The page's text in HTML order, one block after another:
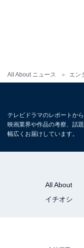
All About ニュース エン
そして、熊澤監督が
った」と語るのは、
たという人間の矛
と、熊澤監
さ」と「愛情」、
テレビドラマのレポートか
映画業界や作品の考察、話
幅広くお届けしています。
All About
イチオシ